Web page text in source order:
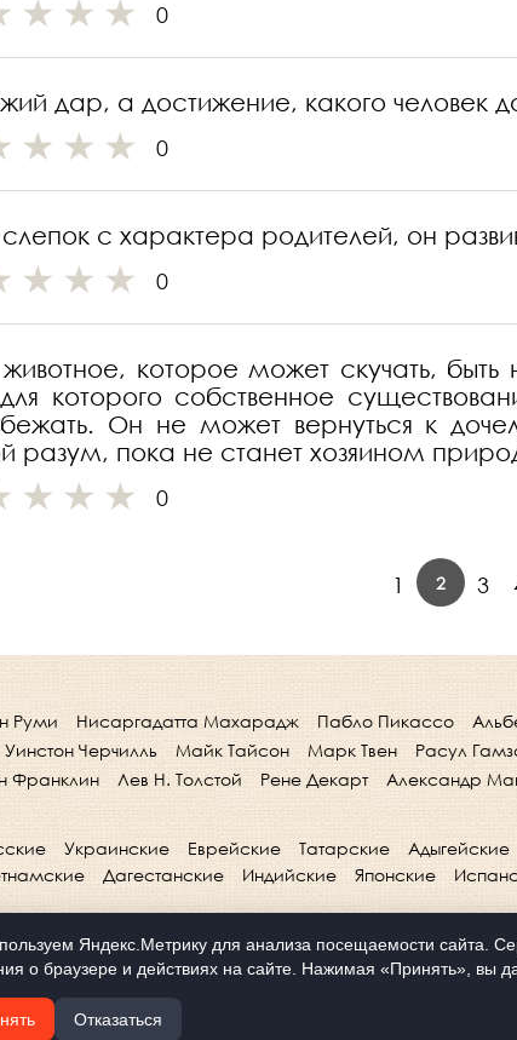
0
дар, а достижение, какого человек
0
с характера родителей, он
0
которое может скучать,
которого собственное
Он не может вернуться к
разум, пока не станет хозяином
0
1 2 3
Руми Нисаргадатта Махарадж Пабло Пикассо
Уинстон Черчилль Майк Тайсон Марк Твен Расул
Франклин Лев Н. Толстой Рене Декарт Александр
Украинские Еврейские Татарские Адыгейские
Дагестанские Индийские Японские
Яндекс.Метрику для анализа посещаемости сайта.
о браузере и действиях на сайте. Нажимая «Принять», вы
Отказаться